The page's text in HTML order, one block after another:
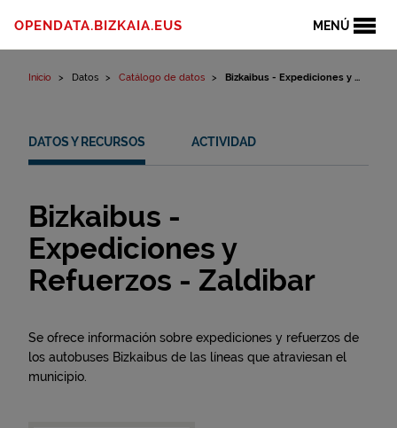
MENÚ
OPENDATA.BIZKAIA.EUS
Inicio Datos Catálogo de datos Bizkaibus - Expediciones y ...
DATOS Y RECURSOS ACTIVIDAD
Bizkaibus -
Expediciones y
Refuerzos - Zaldibar
Se ofrece información sobre expediciones y refuerzos de
los autobuses Bizkaibus de las líneas que atraviesan el
municipio.